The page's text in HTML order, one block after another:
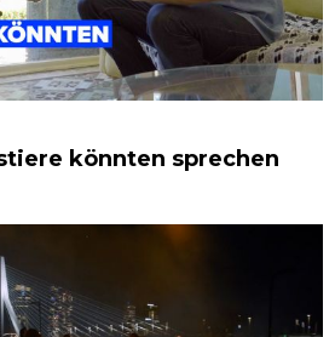
könnten sprechen